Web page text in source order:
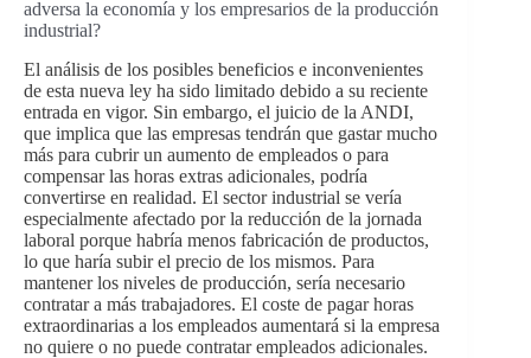
adversa la economía y los empresarios de la producción
industrial?
El análisis de los posibles beneficios e inconvenientes
de esta nueva ley ha sido limitado debido a su reciente
entrada en vigor. Sin embargo, el juicio de la ANDI,
que implica que las empresas tendrán que gastar mucho
más para cubrir un aumento de empleados o para
compensar las horas extras adicionales, podría
convertirse en realidad. El sector industrial se vería
especialmente afectado por la reducción de la jornada
laboral porque habría menos fabricación de productos,
lo que haría subir el precio de los mismos. Para
mantener los niveles de producción, sería necesario
contratar a más trabajadores. El coste de pagar horas
extraordinarias a los empleados aumentará si la empresa
no quiere o no puede contratar empleados adicionales.